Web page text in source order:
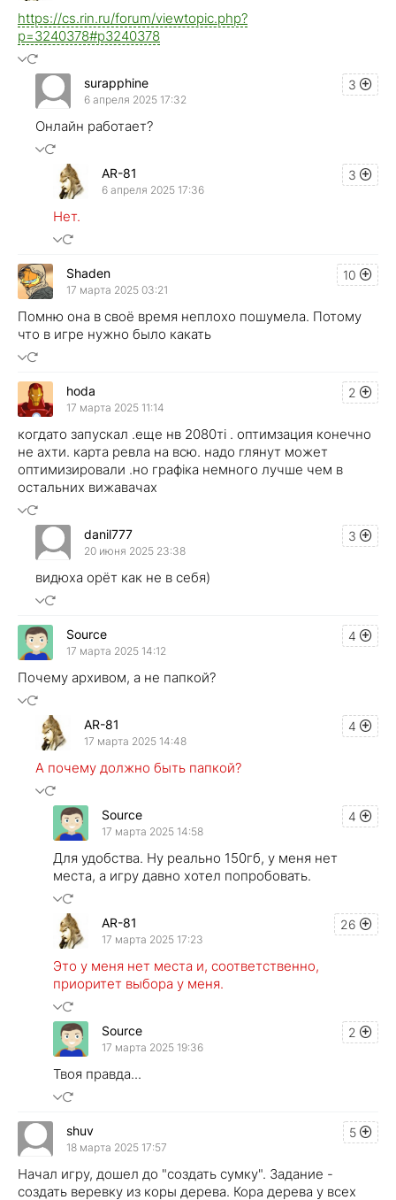
https://cs.rin.ru/forum/viewtopic.php?
p=3240378#p3240378
3
surapphine
6 апреля 2025 17:32
Онлайн работает?
3
AR-81
6 апреля 2025 17:36
Нет.
10
Shaden
17 марта 2025 03:21
Помню она в своё время неплохо пошумела. Потому
что в игре нужно было какать
2
hoda
17 марта 2025 11:14
когдато запускал .еще нв 2080ті . оптимзация конечно
не ахти. карта ревла на всю. надо глянут может
оптимизировали .но графіка немного лучше чем в
остальних вижавачах
3
danil777
20 июня 2025 23:38
видюха орёт как не в себя)
4
Source
17 марта 2025 14:12
Почему архивом, а не папкой?
4
AR-81
17 марта 2025 14:48
А почему должно быть папкой?
4
Source
17 марта 2025 14:58
Для удобства. Ну реально 150гб, у меня нет
места, а игру давно хотел попробовать.
26
AR-81
17 марта 2025 17:23
Это у меня нет места и, соответственно,
приоритет выбора у меня.
2
Source
17 марта 2025 19:36
Твоя правда...
5
shuv
18 марта 2025 17:57
Начал игру, дошел до "создать сумку". Задание -
создать веревку из коры дерева. Кора дерева у всех